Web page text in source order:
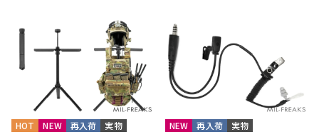
HOT NEW 再入荷 実物 NEW 再入荷 実物